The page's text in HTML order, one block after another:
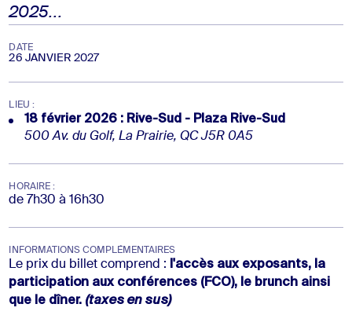
2025...
DATE
26 JANVIER 2027
LIEU :
18 février 2026 : Rive-Sud - Plaza Rive-Sud
500 Av. du Golf, La Prairie, QC J5R 0A5
HORAIRE :
de 7h30 à 16h30
INFORMATIONS COMPLÉMENTAIRES
Le prix du billet comprend : l'accès aux exposants, la
participation aux conférences (FCO), le brunch ainsi
que le dîner. (taxes en sus)